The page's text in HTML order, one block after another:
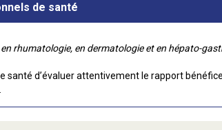
de santé
rhumatologie, en dermatologie et en hépato-
santé d’évaluer attentivement le rapport